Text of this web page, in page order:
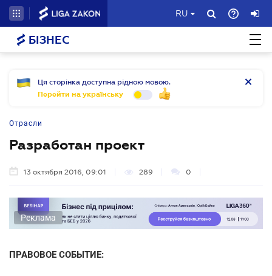
RU
БІЗНЕС
Ця сторінка доступна рідною мовою.
Перейти на українську
Отрасли
Разработан проект
13 октября 2016, 09:01 289 0
Реклама
ПРАВОВОЕ СОБЫТИЕ: